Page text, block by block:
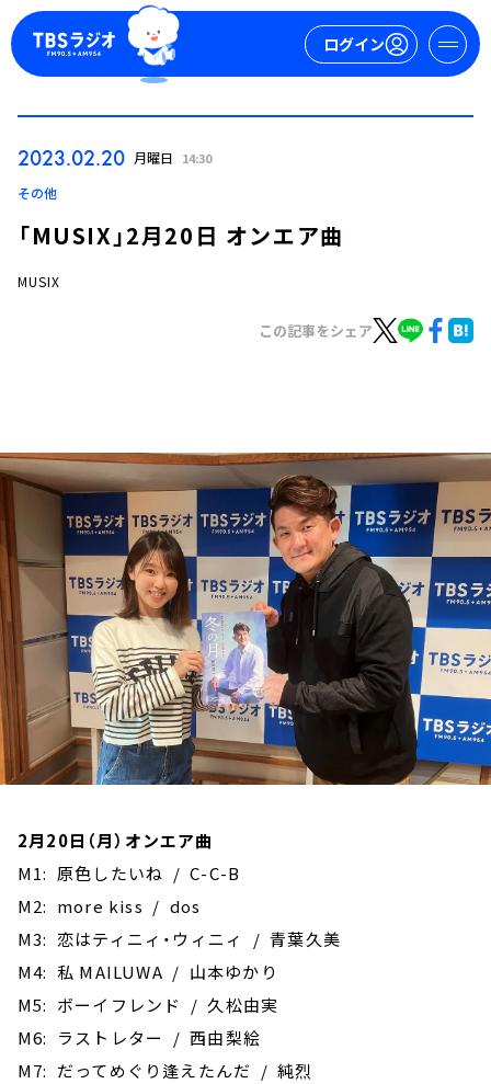
ログイン
トピックス
TBS Podcast
お知らせ
イベント・グッズ
YouTube
会社情報
2023.02.20 月曜日 14:30
その他
「MUSIX」2月20日 オンエア曲
MUSIX
この記事をシェア
2月20日（月）オンエア曲
M1: 原色したいね / C-C-B
M2: more kiss / dos
M3: 恋はティニィ・ウィニィ / 青葉久美
M4: 私 MAILUWA / 山本ゆかり
M5: ボーイフレンド / 久松由実
M6: ラストレター / 西由梨絵
M7: だってめぐり逢えたんだ / 純烈